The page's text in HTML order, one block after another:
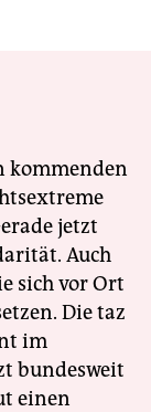
kommenden
jetzt
Auch
sich vor Ort
Die taz
im
bundesweit
einen